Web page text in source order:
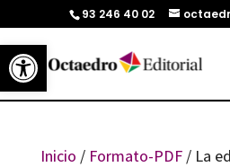
Abrir barra de herramientas
93 246 40 02
Inicio / Formato-PDF/ La